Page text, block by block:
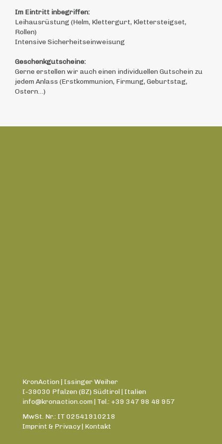
Im Eintritt inbegriffen:
Leihausrüstung (Helm, Klettergurt, Klettersteigset,
Rollen)
Intensive Sicherheitseinweisung
Geschenkgutscheine:
Gerne erstellen wir auch einen individuellen Gutschein zu
jedem Anlass (Erstkommunion, Firmung, Geburtstag,
Ostern…)
KronAction | Issinger Weiher
I-39030 Pfalzen (BZ) Südtirol | Italien
info@kronaction.com| Tel.: +39 347 98 48 957
MwSt. Nr.: IT 02541910218
Imprint & Privacy| Kontakt